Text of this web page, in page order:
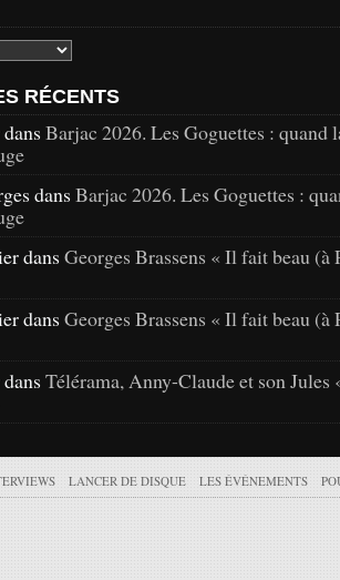
RÉCENTS
Barjac 2026. Les Goguettes : quand
dans Barjac 2026. Les Goguettes :
dans Georges Brassens « Il fait beau (à
dans Georges Brassens « Il fait beau (à
Télérama, Anny-Claude et son Jules
LANCER DE DISQUE LES ÉVÉNEMENTS